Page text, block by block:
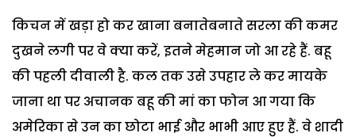
किचन में खड़ा हो कर खाना बनातेबनाते सरला की कमर
दुखने लगी पर वे क्या करें, इतने मेहमान जो आ रहे हैं. बहू
की पहली दीवाली है. कल तक उसे उपहार ले कर मायके
जाना था पर अचानक बहू की मां का फोन आ गया कि
अमेरिका से उन का छोटा भाई और भाभी आए हुए हैं. वे शादी